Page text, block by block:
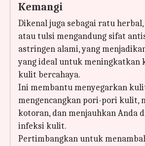
Kemangi
Dikenal juga sebagai ratu
atau tulsi mengandung sifat
astringen alami, yang
yang ideal untuk meningkatkan
kulit bercahaya.
Ini membantu menyegarkan
mengencangkan pori-pori kulit,
kotoran, dan menjauhkan Anda
infeksi kulit.
Pertimbangkan untuk